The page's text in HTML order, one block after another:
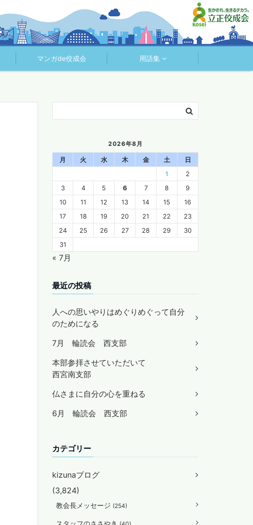
マンガde佼成会 用語集
2026年8月
月 火 水 木 金 土
日
1
2
3
4 5 6 7 8
9
10
11 12 13 14 15
16
17
18 19 20 21 22
23
24
25 26 27 28 29
30
31
« 7月
最近の投稿
人への思いやりはめぐりめぐって自分
のためになる
7月 輪読会 西支部
本部参拝させていただいて
西宮南支部
仏さまに自分の心を重ねる
6月 輪読会 西支部
カテゴリー
kizunaブログ
(3,824)
教会長メッセージ (254)
スタッフのささやき